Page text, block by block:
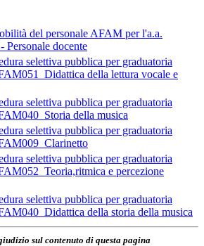
del personale AFAM per l'a.a.
Personale docente
selettiva pubblica per graduatoria
della lettura vocale e
selettiva pubblica per graduatoria
della musica
selettiva pubblica per graduatoria
selettiva pubblica per graduatoria
e percezione
selettiva pubblica per graduatoria
della storia della musica
sul contenuto di questa pagina